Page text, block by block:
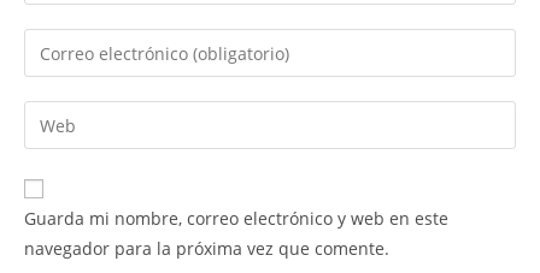
Guarda mi nombre, correo electrónico y web en este
navegador para la próxima vez que comente.